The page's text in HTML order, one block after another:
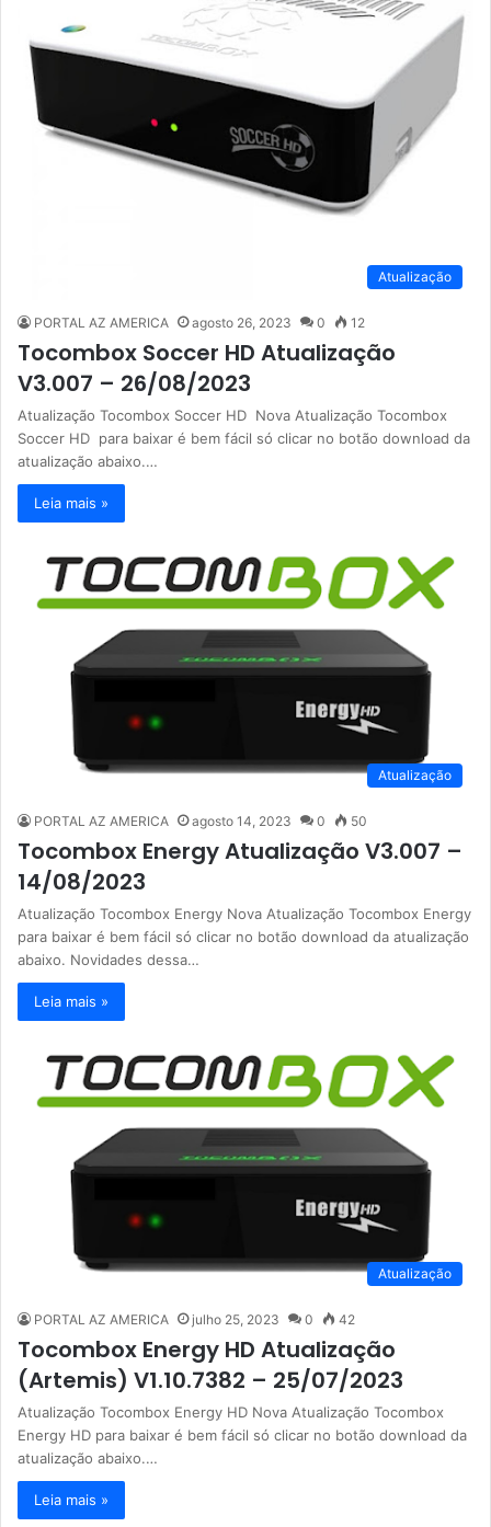
Atualização
PORTAL AZ AMERICA agosto 26, 2023 0 12
Tocombox Soccer HD Atualização
V3.007 – 26/08/2023
Atualização Tocombox Soccer HD Nova Atualização Tocombox
Soccer HD para baixar é bem fácil só clicar no botão download da
atualização abaixo.…
Leia mais »
Atualização
PORTAL AZ AMERICA agosto 14, 2023 0 50
Tocombox Energy Atualização V3.007 –
14/08/2023
Atualização Tocombox Energy Nova Atualização Tocombox Energy
para baixar é bem fácil só clicar no botão download da atualização
abaixo. Novidades dessa…
Leia mais »
Atualização
PORTAL AZ AMERICA julho 25, 2023 0 42
Tocombox Energy HD Atualização
(Artemis) V1.10.7382 – 25/07/2023
Atualização Tocombox Energy HD Nova Atualização Tocombox
Energy HD para baixar é bem fácil só clicar no botão download da
atualização abaixo.…
Leia mais »